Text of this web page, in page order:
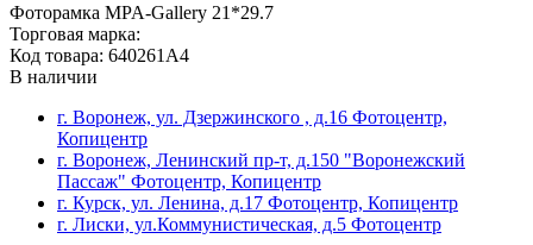
Фоторамка MPA-Gallery 21*29.7
Торговая марка:
Код товара: 640261A4
В наличии
г. Воронеж, ул. Дзержинского , д.16 Фотоцентр,
Копицентр
г. Воронеж, Ленинский пр-т, д.150 "Воронежский
Пассаж" Фотоцентр, Копицентр
г. Курск, ул. Ленина, д.17 Фотоцентр, Копицентр
г. Лиски, ул.Коммунистическая, д.5 Фотоцентр